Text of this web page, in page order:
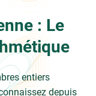
: Le
entiers
depuis